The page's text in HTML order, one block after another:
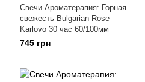
Свечи Ароматерапия: Горная
свежесть Bulgarian Rose
Karlovo 30 час 60/100мм
745 грн